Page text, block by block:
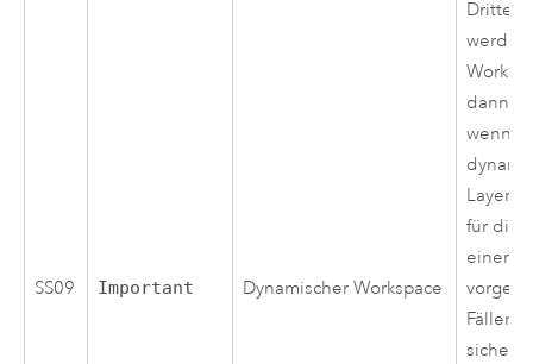
SS09 Important Dynamischer Workspace
Dritter
dann
wenn
Layer-/
für die
einer
Fällen